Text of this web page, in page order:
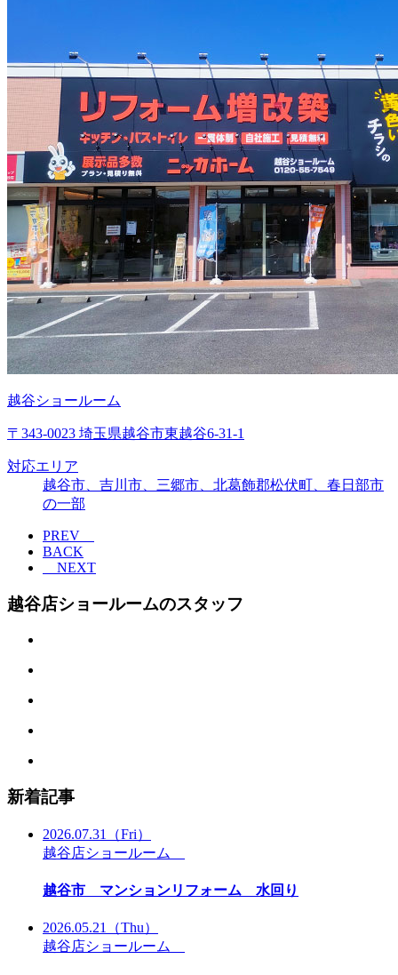
越谷ショールーム
〒343-0023 埼玉県越谷市東越谷6-31-1
対応エリア
越谷市、吉川市、三郷市、北葛飾郡松伏町、春日部市
の一部
PREV
BACK
NEXT
越谷店ショールームのスタッフ
新着記事
2026.07.31
（Fri）
越谷店ショールーム
越谷市 マンションリフォーム 水回り
2026.05.21
（Thu）
越谷店ショールーム